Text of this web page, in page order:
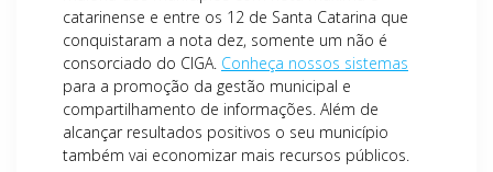
catarinense e entre os 12 de Santa Catarina que
conquistaram a nota dez, somente um não é
consorciado do CIGA. Conheça nossos sistemas
para a promoção da gestão municipal e
compartilhamento de informações. Além de
alcançar resultados positivos o seu município
também vai economizar mais recursos públicos.